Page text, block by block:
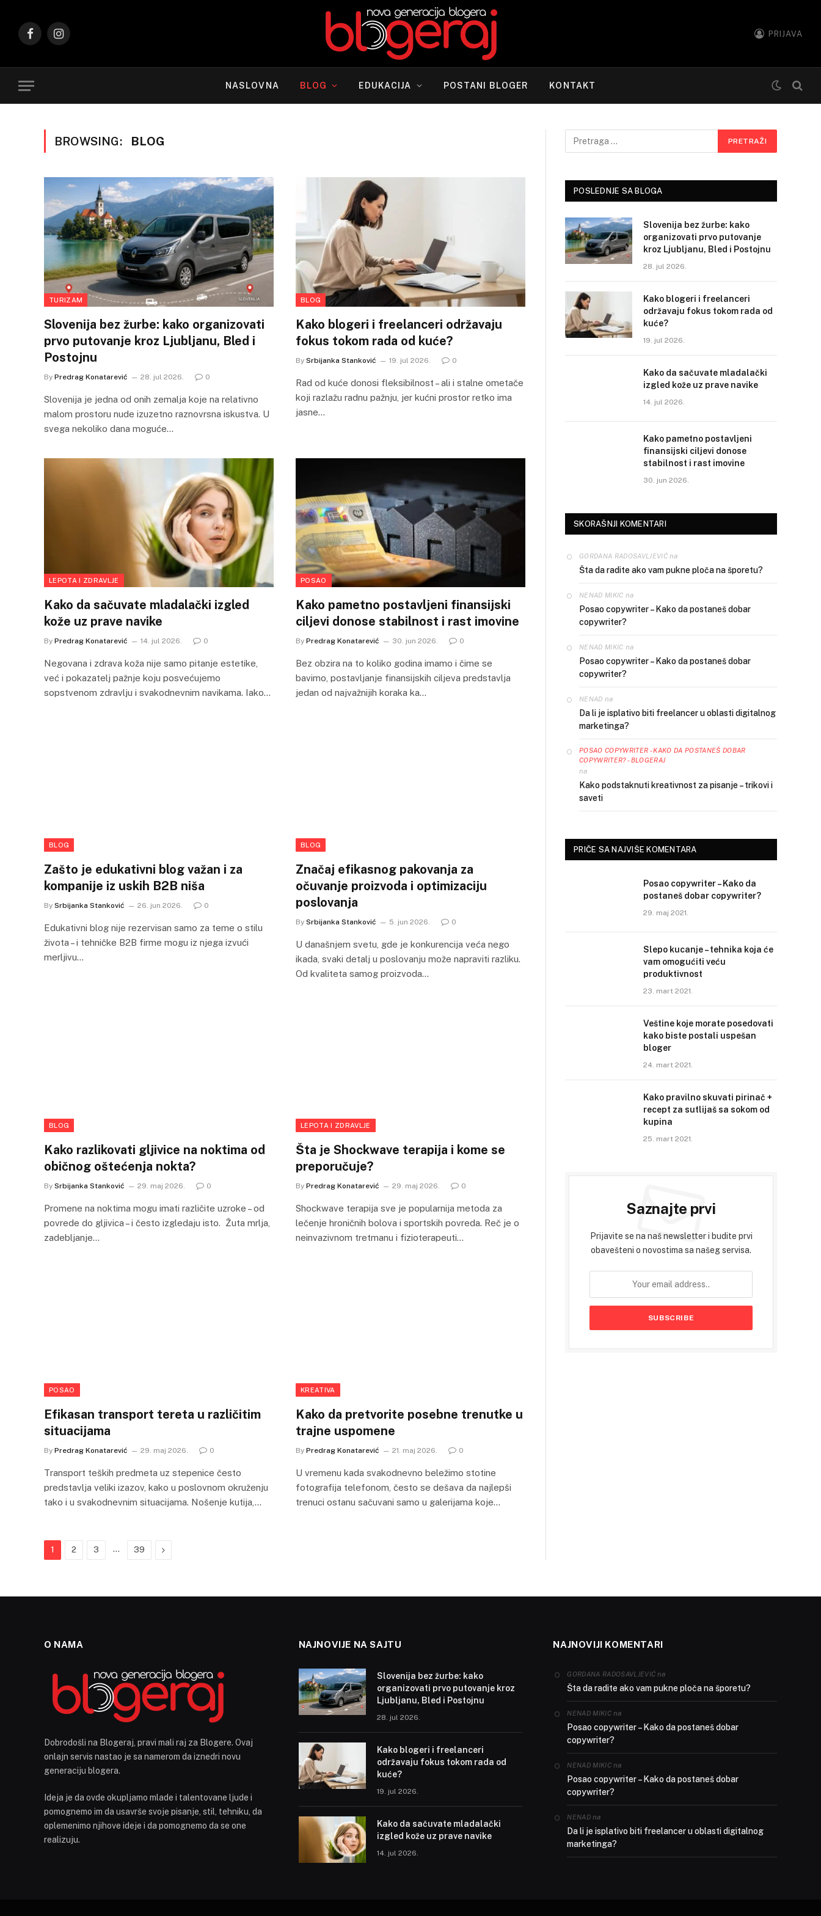
FacebookInstagram
PRIJAVA
NASLOVNA BLOG EDUKACIJA POSTANI BLOGER KONTAKT
BROWSING: BLOG
TURIZAM
Slovenija bez žurbe: kako organizovati
prvo putovanje kroz Ljubljanu, Bled i
Postojnu
By Predrag Konatarević 28. jul 2026. 0
Slovenija je jedna od onih zemalja koje na relativno
malom prostoru nude izuzetno raznovrsna iskustva. U
svega nekoliko dana moguće…
BLOG
Kako blogeri i freelanceri održavaju
fokus tokom rada od kuće?
By Srbijanka Stanković 19. jul 2026. 0
Rad od kuće donosi fleksibilnost – ali i stalne ometače
koji razlažu radnu pažnju, jer kućni prostor retko ima
jasne…
LEPOTA I ZDRAVLJE
Kako da sačuvate mladalački izgled
kože uz prave navike
By Predrag Konatarević 14. jul 2026. 0
Negovana i zdrava koža nije samo pitanje estetike,
već i pokazatelj pažnje koju posvećujemo
sopstvenom zdravlju i svakodnevnim navikama. Iako…
POSAO
Kako pametno postavljeni finansijski
ciljevi donose stabilnost i rast imovine
By Predrag Konatarević 30. jun 2026. 0
Bez obzira na to koliko godina imamo i čime se
bavimo, postavljanje finansijskih ciljeva predstavlja
jedan od najvažnijih koraka ka…
BLOG
Zašto je edukativni blog važan i za
kompanije iz uskih B2B niša
By Srbijanka Stanković 26. jun 2026. 0
Edukativni blog nije rezervisan samo za teme o stilu
života – i tehničke B2B firme mogu iz njega izvući
merljivu…
BLOG
Značaj efikasnog pakovanja za
očuvanje proizvoda i optimizaciju
poslovanja
By Srbijanka Stanković 5. jun 2026. 0
U današnjem svetu, gde je konkurencija veća nego
ikada, svaki detalj u poslovanju može napraviti razliku.
Od kvaliteta samog proizvoda…
BLOG
Kako razlikovati gljivice na noktima od
običnog oštećenja nokta?
By Srbijanka Stanković 29. maj 2026. 0
Promene na noktima mogu imati različite uzroke – od
povrede do gljivica – i često izgledaju isto. Žuta mrlja,
zadebljanje…
LEPOTA I ZDRAVLJE
Šta je Shockwave terapija i kome se
preporučuje?
By Predrag Konatarević 29. maj 2026. 0
Shockwave terapija sve je popularnija metoda za
lečenje hroničnih bolova i sportskih povreda. Reč je o
neinvazivnom tretmanu i fizioterapeuti…
POSAO
Efikasan transport tereta u različitim
situacijama
By Predrag Konatarević 29. maj 2026. 0
Transport teških predmeta uz stepenice često
predstavlja veliki izazov, kako u poslovnom okruženju
tako i u svakodnevnim situacijama. Nošenje kutija,…
KREATIVA
Kako da pretvorite posebne trenutke u
trajne uspomene
By Predrag Konatarević 21. maj 2026. 0
U vremenu kada svakodnevno beležimo stotine
fotografija telefonom, često se dešava da najlepši
trenuci ostanu sačuvani samo u galerijama koje…
1 2 3 … 39 Next
POSLEDNJE SA BLOGA
Slovenija bez žurbe: kako
organizovati prvo putovanje
kroz Ljubljanu, Bled i Postojnu
28. jul 2026.
Kako blogeri i freelanceri
održavaju fokus tokom rada od
kuće?
19. jul 2026.
Kako da sačuvate mladalački
izgled kože uz prave navike
14. jul 2026.
Kako pametno postavljeni
finansijski ciljevi donose
stabilnost i rast imovine
30. jun 2026.
SKORAŠNJI KOMENTARI
GORDANA RADOSAVLJEVIĆna
Šta da radite ako vam pukne ploča na šporetu?
NENAD MIKIC na
Posao copywriter – Kako da postaneš dobar
copywriter?
NENAD MIKIC na
Posao copywriter – Kako da postaneš dobar
copywriter?
NENAD na
Da li je isplativo biti freelancer u oblasti digitalnog
marketinga?
POSAO COPYWRITER - KAKO DA POSTANEŠ DOBAR
COPYWRITER? - BLOGERAJ
na
Kako podstaknuti kreativnost za pisanje – trikovi i
saveti
PRIČE SA NAJVIŠE KOMENTARA
Posao copywriter – Kako da
postaneš dobar copywriter?
29. maj 2021.
Slepo kucanje – tehnika koja će
vam omogućiti veću
produktivnost
23. mart 2021.
Veštine koje morate posedovati
kako biste postali uspešan
bloger
24. mart 2021.
Kako pravilno skuvati pirinač +
recept za sutlijaš sa sokom od
kupina
25. mart 2021.
Saznajte prvi
Prijavite se na naš newsletter i budite prvi
obavešteni o novostima sa našeg servisa.
O NAMA
Dobrodošli na Blogeraj, pravi mali raj za Blogere. Ovaj
onlajn servis nastao je sa namerom da iznedri novu
generaciju blogera.
Ideja je da ovde okupljamo mlade i talentovane ljude i
pomognemo im da usavrše svoje pisanje, stil, tehniku, da
oplemenimo njihove ideje i da pomognemo da se one
realizuju.
NAJNOVIJE NA SAJTU
Slovenija bez žurbe: kako
organizovati prvo putovanje kroz
Ljubljanu, Bled i Postojnu
28. jul 2026.
Kako blogeri i freelanceri
održavaju fokus tokom rada od
kuće?
19. jul 2026.
Kako da sačuvate mladalački
izgled kože uz prave navike
14. jul 2026.
NAJNOVIJI KOMENTARI
GORDANA RADOSAVLJEVIĆ na
Šta da radite ako vam pukne ploča na šporetu?
NENAD MIKICna
Posao copywriter – Kako da postaneš dobar
copywriter?
NENAD MIKICna
Posao copywriter – Kako da postaneš dobar
copywriter?
NENADna
Da li je isplativo biti freelancer u oblasti digitalnog
marketinga?